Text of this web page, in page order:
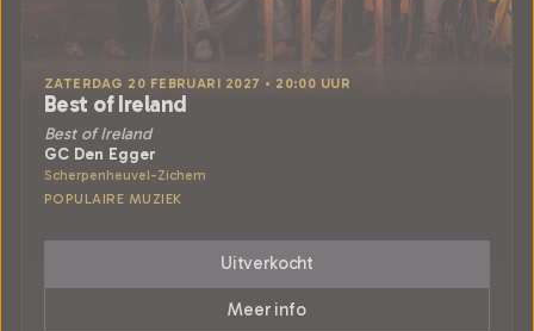
ZATERDAG 20 FEBRUARI 2027 • 20:00 UUR
Best of Ireland
Best of Ireland
GC Den Egger
Scherpenheuvel-Zichem
POPULAIRE MUZIEK
Uitverkocht
Meer info